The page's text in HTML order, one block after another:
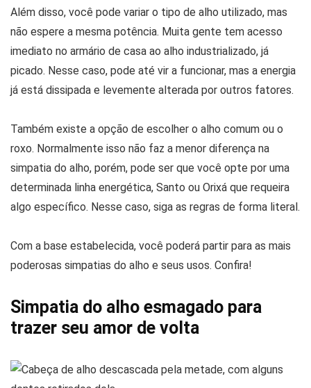
Além disso, você pode variar o tipo de alho utilizado, mas
não espere a mesma potência. Muita gente tem acesso
imediato no armário de casa ao alho industrializado, já
picado. Nesse caso, pode até vir a funcionar, mas a energia
já está dissipada e levemente alterada por outros fatores.
Também existe a opção de escolher o alho comum ou o
roxo. Normalmente isso não faz a menor diferença na
simpatia do alho, porém, pode ser que você opte por uma
determinada linha energética, Santo ou Orixá que requeira
algo específico. Nesse caso, siga as regras de forma literal.
Com a base estabelecida, você poderá partir para as mais
poderosas simpatias do alho e seus usos. Confira!
Simpatia do alho esmagado para
trazer seu amor de volta